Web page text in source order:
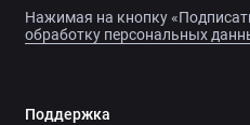
Citroen
Datsun
Нажимая на кнопку
обработку персональных
Поддержка